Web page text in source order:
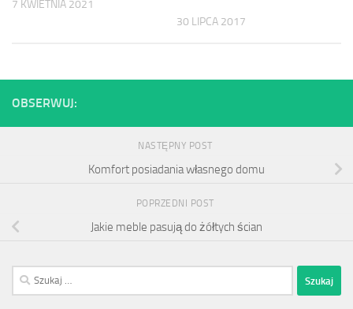
7 KWIETNIA 2021
30 LIPCA 2017
OBSERWUJ:
NASTĘPNY POST
Komfort posiadania własnego domu
POPRZEDNI POST
Jakie meble pasują do żółtych ścian
Szukaj: